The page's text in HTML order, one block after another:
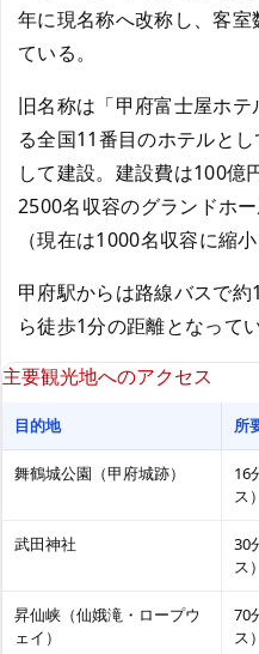
年に現名称へ改称し、客
ている。
旧名称は「甲府富士屋ホ
る全国11番目のホテルと
して建設。建設費は100億
2500名収容のグランドホ
（現在は1000名収容に縮小
甲府駅からは路線バスで
ら徒歩1分の距離となってい
主要観光地へのアクセス
目的地 所
舞鶴城公園（甲府城跡）
16
ス）
武田神社
30
ス）
昇仙峡（仙娥滝・ロープウ
ェイ）
70
ス）